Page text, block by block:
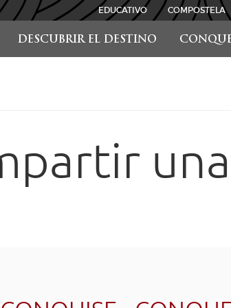
DESCUBRIR EL DESTINO
EDUCATIVO COMPOSTELA